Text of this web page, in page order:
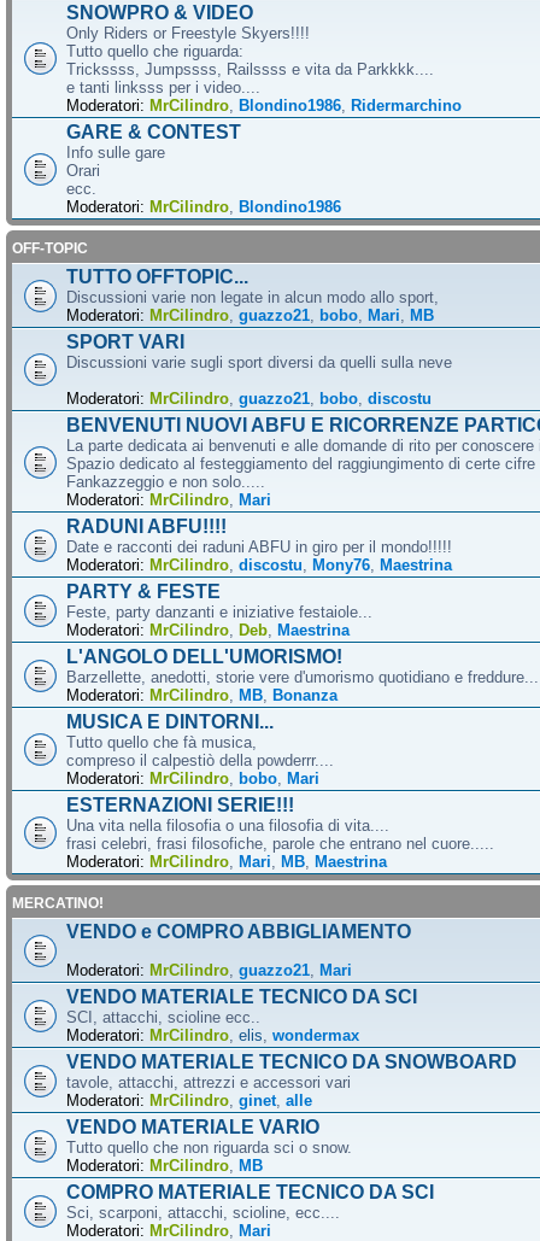
SNOWPRO & VIDEO
Only Riders or Freestyle Skyers!!!!
Tutto quello che riguarda:
Trickssss, Jumpssss, Railssss e vita da Parkkkk....
e tanti linksss per i video....
Moderatori: MrCilindro Blondino1986 Ridermarchino
GARE & CONTEST
Info sulle gare
Orari
ecc.
Moderatori: MrCilindro Blondino1986
OFF-TOPIC
TUTTO OFFTOPIC...
Discussioni varie non legate in alcun modo allo sport,
Moderatori: MrCilindro guazzo21 bobo Mari MB
SPORT VARI
Discussioni varie sugli sport diversi da quelli sulla neve
Moderatori: MrCilindro guazzo21 bobo discostu
BENVENUTI NUOVI ABFU E RICORRENZE
La parte dedicata ai benvenuti e alle domande di rito per
Spazio dedicato al festeggiamento del raggiungimento di certe cifre
Fankazzeggio e non solo.....
Moderatori: MrCilindro Mari
RADUNI ABFU!!!!
Date e racconti dei raduni ABFU in giro per il mondo!!!!!
Moderatori: MrCilindro discostu Mony76 Maestrina
PARTY & FESTE
Feste, party danzanti e iniziative festaiole...
Moderatori: MrCilindro Deb Maestrina
L'ANGOLO DELL'UMORISMO!
Barzellette, anedotti, storie vere d'umorismo quotidiano e
Moderatori: MrCilindro MB Bonanza
MUSICA E DINTORNI...
Tutto quello che fà musica,
compreso il calpestiò della powderrr....
Moderatori: MrCilindro bobo Mari
ESTERNAZIONI SERIE!!!
Una vita nella filosofia o una filosofia di vita....
frasi celebri, frasi filosofiche, parole che entrano nel cuore.....
Moderatori: MrCilindro Mari MB Maestrina
MERCATINO!
VENDO e COMPRO ABBIGLIAMENTO
Moderatori: MrCilindro guazzo21 Mari
VENDO MATERIALE TECNICO DA SCI
SCI, attacchi, scioline ecc..
Moderatori: MrCilindro elis wondermax
VENDO MATERIALE TECNICO DA SNOWBOARD
tavole, attacchi, attrezzi e accessori vari
Moderatori: MrCilindro ginet alle
VENDO MATERIALE VARIO
Tutto quello che non riguarda sci o snow.
Moderatori: MrCilindro MB
COMPRO MATERIALE TECNICO DA SCI
Sci, scarponi, attacchi, scioline, ecc....
Moderatori: MrCilindro Mari